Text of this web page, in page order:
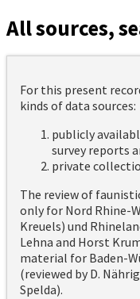
All sources,
For this present
kinds of data sources:
publicly
survey reports
private
The review of
only for Nord Rhine-
Kreuels) und
Lehna and Horst
material for Baden-
(reviewed by D.
Spelda).